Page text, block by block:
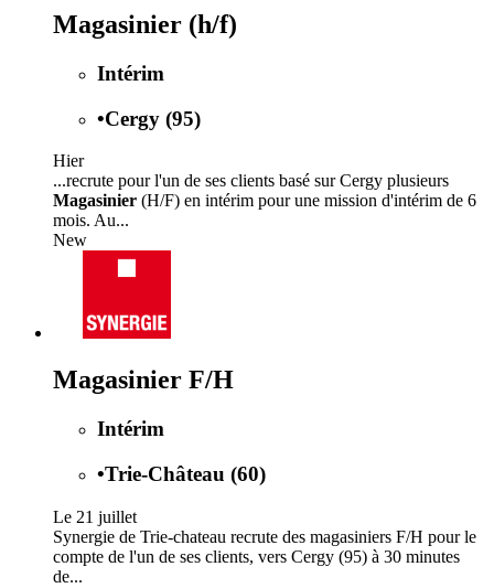
Magasinier (h/f)
Intérim
•Cergy (95)
Hier
...recrute pour l'un de ses clients basé sur Cergy plusieurs
Magasinier (H/F) en intérim pour une mission d'intérim de 6
mois. Au...
New
Magasinier F/H
Intérim
•Trie-Château (60)
Le 21 juillet
Synergie de Trie-chateau recrute des magasiniers F/H pour le
compte de l'un de ses clients, vers Cergy (95) à 30 minutes
de...